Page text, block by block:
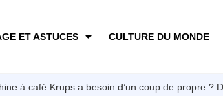
ET ASTUCES CULTURE DU MONDE
à café Krups a besoin d’un coup de propre ?